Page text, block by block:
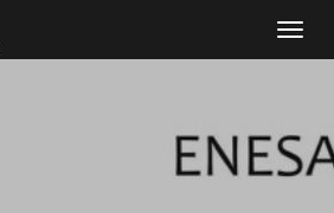
WŁĄCZ